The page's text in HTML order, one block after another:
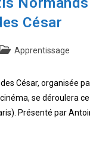
César
PostApprentissage
César, organisée
se déroulera
Présenté par